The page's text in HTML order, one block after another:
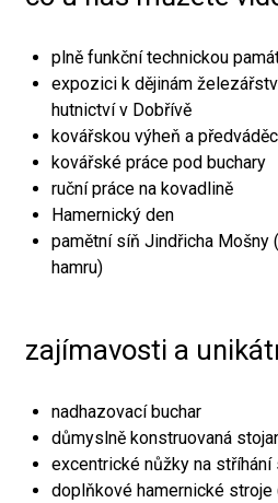
plně funkční technickou
expozici k dějinám
hutnictví v Dobřívě
kovářskou výheň a
kovářské práce pod buchary
ruční práce na kovadlině
Hamernický den
pamětní síň Jindřicha Mošny
hamru)
zajímavosti a
nadhazovací buchar
důmyslně konstruovaná
excentrické nůžky na
doplňkové hamernické stroje